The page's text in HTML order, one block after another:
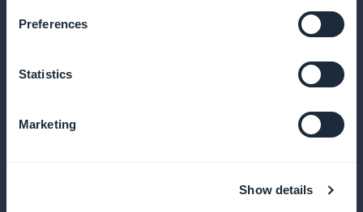
Preferences
Statistics
Marketing
Show details
Paranna imagoasi täysin räätälöidyllä sovelluksella
Korin muistutukset konversioiden
Kannusta asiakkaita ostosten loppuunsaattamiseen